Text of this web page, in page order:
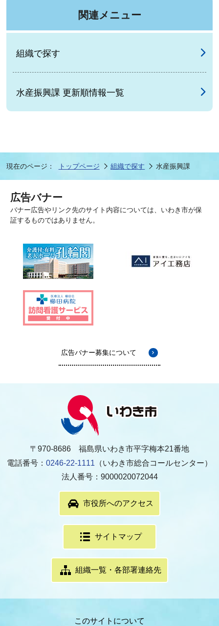
関連メニュー
組織で探す
水産振興課 更新順情報一覧
現在のページ： トップページ 組織で探す 水産振興課
広告バナー
バナー広告やリンク先のサイト内容については、いわき市が保
証するものではありません。
広告バナー募集について
〒970-8686 福島県いわき市平字梅本21番地
電話番号： 0246-22-1111 （いわき市総合コールセンター）
法人番号：9000020072044
市役所へのアクセス
サイトマップ
組織一覧・各部署連絡先
このサイトについて